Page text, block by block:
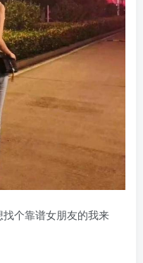
个靠谱女朋友的我来